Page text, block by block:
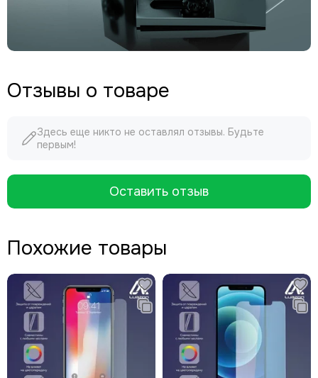
Отзывы о товаре
Здесь еще никто не оставлял отзывы. Будьте
первым!
Оставить отзыв
Похожие товары